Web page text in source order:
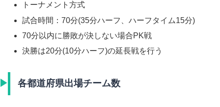
トーナメント方式
試合時間：70分(35分ハーフ、ハーフタイム15分)
70分以内に勝敗が決しない場合PK戦
決勝は20分(10分ハーフ)の延長戦を行う
各都道府県出場チーム数